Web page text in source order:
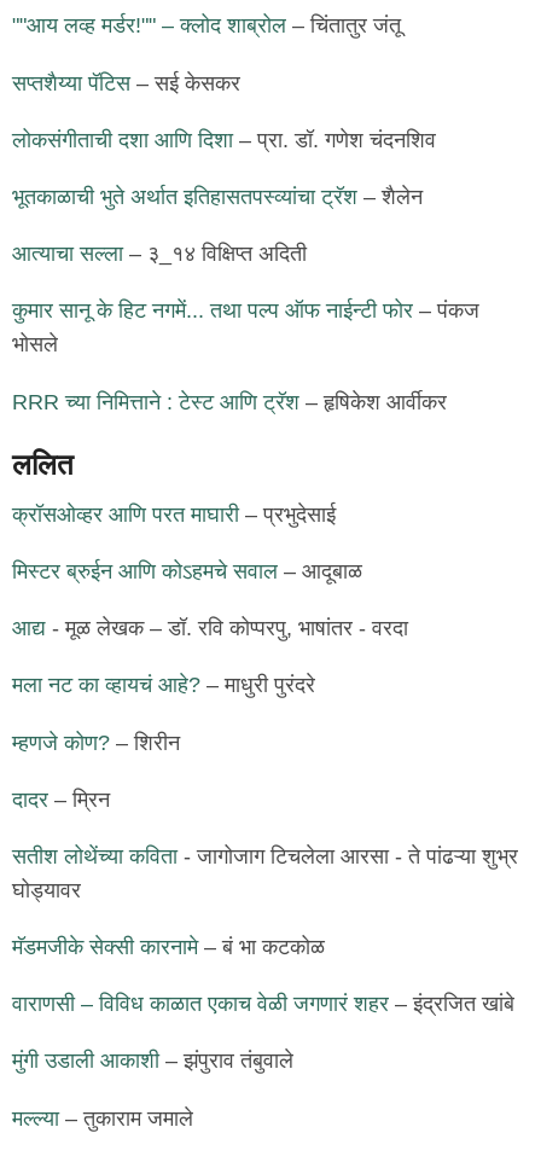
""आय लव्ह मर्डर!"" – क्लोद शाब्रोल – चिंतातुर जंतू
सप्तशैय्या पॅटिस– सई केसकर
लोकसंगीताची दशा आणि दिशा– प्रा. डॉ. गणेश चंदनशिव
भूतकाळाची भुते अर्थात इतिहासतपस्व्यांचा ट्रॅश – शैलेन
आत्याचा सल्ला– ३_१४ विक्षिप्त अदिती
कुमार सानू के हिट नगमें... तथा पल्प ऑफ नाईन्टी फोर – पंकज
भोसले
RRR च्या निमित्ताने : टेस्ट आणि ट्रॅश – हृषिकेश आर्वीकर
ललित
क्रॉसओव्हर आणि परत माघारी – प्रभुदेसाई
मिस्टर ब्रुईन आणि कोऽहमचे सवाल – आदूबाळ
आद्य - मूळ लेखक – डॉ. रवि कोप्परपु, भाषांतर - वरदा
मला नट का व्हायचं आहे? – माधुरी पुरंदरे
म्हणजे कोण? – शिरीन
दादर – म्रिन
सतीश लोथेंच्या कविता- जागोजाग टिचलेला आरसा - ते पांढऱ्या शुभ्र
घोड्यावर
मॅडमजीके सेक्सी कारनामे – बं भा कटकोळ
वाराणसी – विविध काळात एकाच वेळी जगणारं शहर – इंद्रजित खांबे
मुंगी उडाली आकाशी– झंपुराव तंबुवाले
मल्ल्या– तुकाराम जमाले